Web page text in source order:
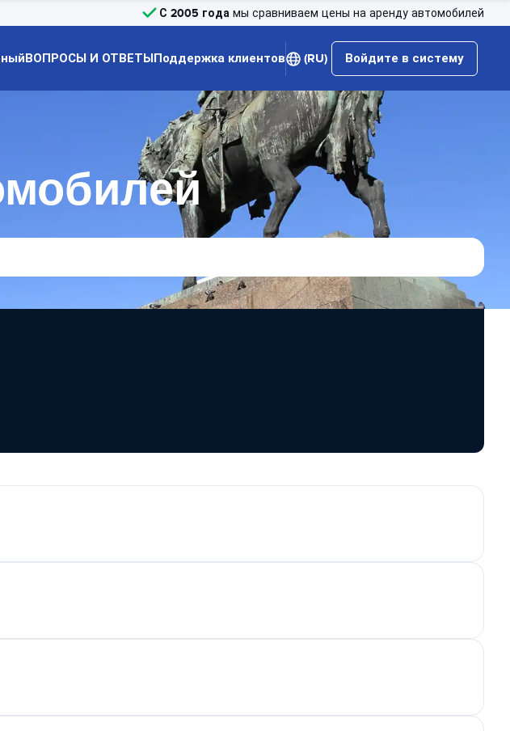
С 2005 года мы сравниваем цены на аренду автомобилей
ВОПРОСЫ И ОТВЕТЫПоддержка клиентов (RU) Войдите в систему